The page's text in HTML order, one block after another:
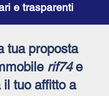
e trasparenti
tua proposta
rif74e
il tuo affitto a